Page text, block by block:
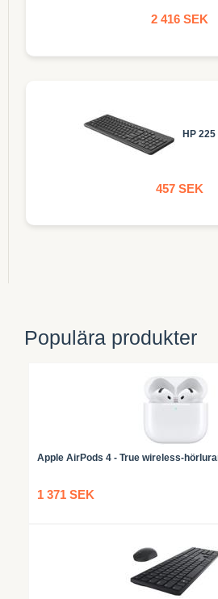
2 416 SEK
HP
457 SEK
Populära produkter
Apple AirPods 4 - True wireless-
1 371 SEK